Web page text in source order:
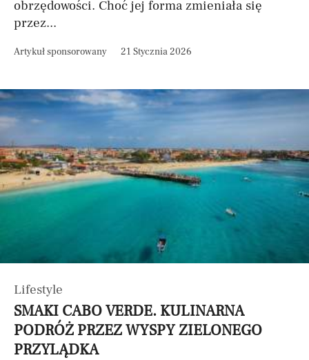
obrzędowości. Choć jej forma zmieniała się
przez...
Artykuł sponsorowany 21 Stycznia 2026
Lifestyle
SMAKI CABO VERDE. KULINARNA
PODRÓŻ PRZEZ WYSPY ZIELONEGO
PRZYLĄDKA